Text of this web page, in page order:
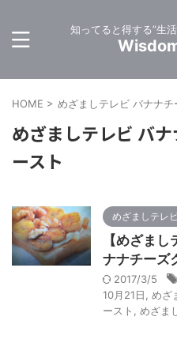
知ってると得する”生
HOME > めざましテレビ バナナチ
めざましテレビ バ
ースト
めざましテレ
【めざま
ナナチーズ
2017/3/5
10月21日
めざ
ースト
めざま